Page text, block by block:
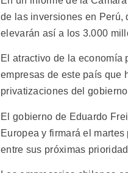
de las inversiones en Perú,
elevarán así a los 3.000
El atractivo de la economía
empresas de este país que
privatizaciones del
El gobierno de Eduardo
Europea y firmará el
entre sus próximas